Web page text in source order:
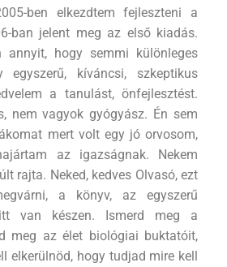
ben elkezdtem fejleszteni a
ban jelent meg az első kiadás.
annyit, hogy semmi különleges
egyszerű, kíváncsi, szkeptikus
a tanulást, önfejlesztést.
nem vagyok gyógyász. Én sem
mert volt egy jó orvosom,
az igazságnak. Nekem
rajta. Neked, kedves Olvasó, ezt
a könyv, az egyszerű
van készen. Ismerd meg a
meg az élet biológiai buktatóit,
elkerülnöd, hogy tudjad mire kell